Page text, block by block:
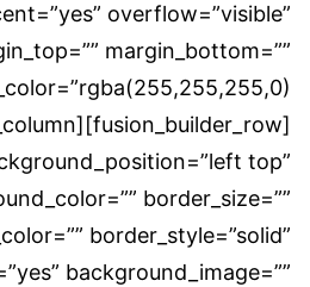
overflow=”visible”
margin_bottom=””
top”
border_size=””
border_style=”solid”
background_image=””